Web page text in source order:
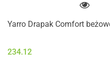
Yarro Drapak Comfort
234.12